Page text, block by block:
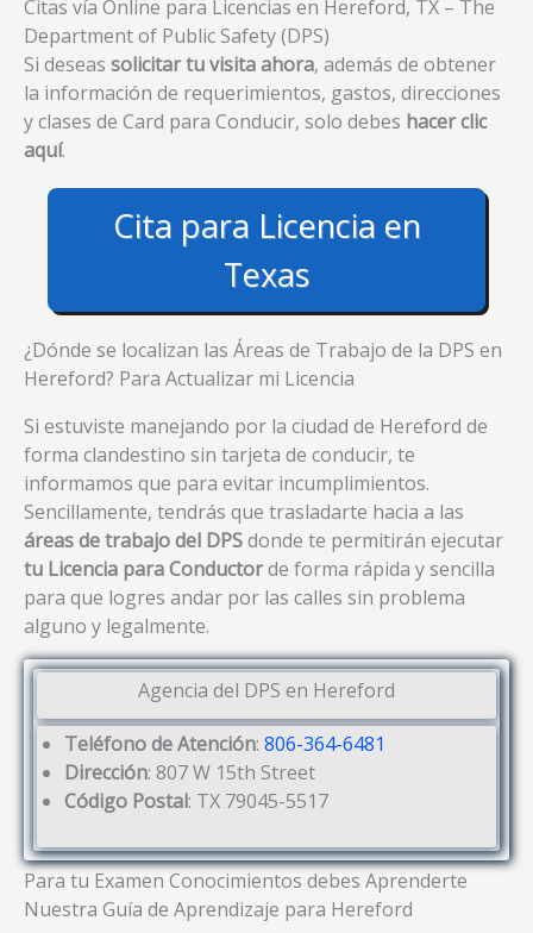
Citas vía Online para Licencias en Hereford, TX – The
Department of Public Safety (DPS)
Si deseas solicitar tu visita ahora, además de obtener
la información de requerimientos, gastos, direcciones
y clases de Card para Conducir, solo debes hacer clic
aquí.
Cita para Licencia en
Texas
¿Dónde se localizan las Áreas de Trabajo de la DPS en
Hereford? Para Actualizar mi Licencia
Si estuviste manejando por la ciudad de Hereford de
forma clandestino sin tarjeta de conducir, te
informamos que para evitar incumplimientos.
Sencillamente, tendrás que trasladarte hacia a las
áreas de trabajo del DPSdonde te permitirán ejecutar
tu Licencia para Conductorde forma rápida y sencilla
para que logres andar por las calles sin problema
alguno y legalmente.
Agencia del DPS en Hereford
Teléfono de Atención: 806-364-6481
Dirección: 807 W 15th Street
Código Postal: TX 79045-5517
Para tu Examen Conocimientos debes Aprenderte
Nuestra Guía de Aprendizaje para Hereford